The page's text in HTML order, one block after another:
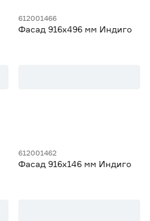
612001466
Фасад 916х496 мм Индиго
612001462
Фасад 916х146 мм Индиго